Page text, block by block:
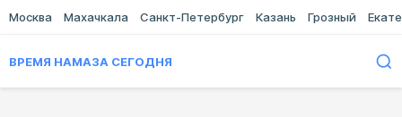
Москва Махачкала Санкт-Петербург Казань Грозный
ВРЕМЯ НАМАЗА СЕГОДНЯ